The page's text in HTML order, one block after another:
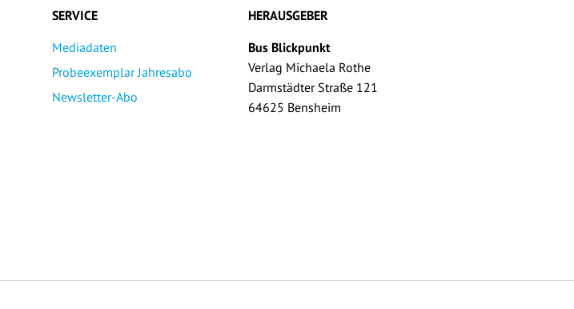
SERVICE
Mediadaten
Probeexemplar Jahresabo
Newsletter-Abo
HERAUSGEBER
Bus Blickpunkt
Verlag Michaela Rothe
Darmstädter Straße 121
64625 Bensheim